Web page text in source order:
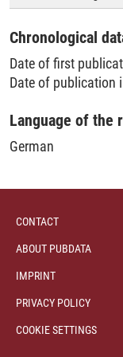
Chronological
Date of first
Date of publication
Language of the
German
CONTACT
ABOUT PUBDATA
IMPRINT
PRIVACY POLICY
COOKIE SETTINGS